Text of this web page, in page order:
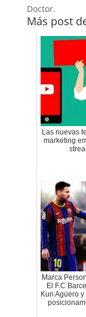
Doctor.
Más post
Las nuevas
marketing
Marca
El F.C
Kun Agüero